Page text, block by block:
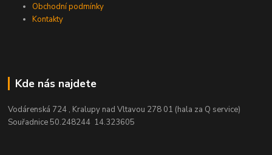
Obchodní podmínky
Kontakty
Kde nás najdete
Vodárenská 724 , Kralupy nad Vltavou 278 01 (hala za Q service)
Souřadnice 50.248244 14.323605